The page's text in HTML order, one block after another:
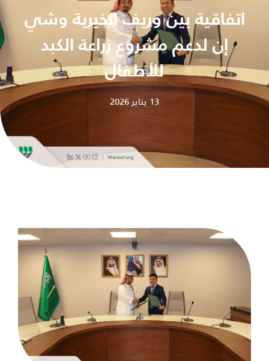
اتفاقية بين وريف الخيرية وشي
إن لدعم مشروع زراعة الكبد
للأطفال
13 يناير 2026